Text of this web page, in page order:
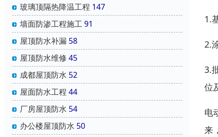
玻璃顶隔热降温工程 147
墙面防渗工程施工91
屋顶防水补漏 58
屋顶防水维修 45
成都屋顶防水 52
屋面防水工程 44
厂房屋顶防水 54
办公楼屋顶防水 50
1.
2.
3.
位
电
来